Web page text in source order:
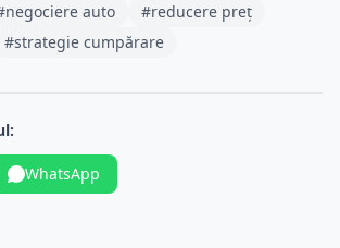
auto
#reducere preț
#strategie cumpărare
WhatsApp